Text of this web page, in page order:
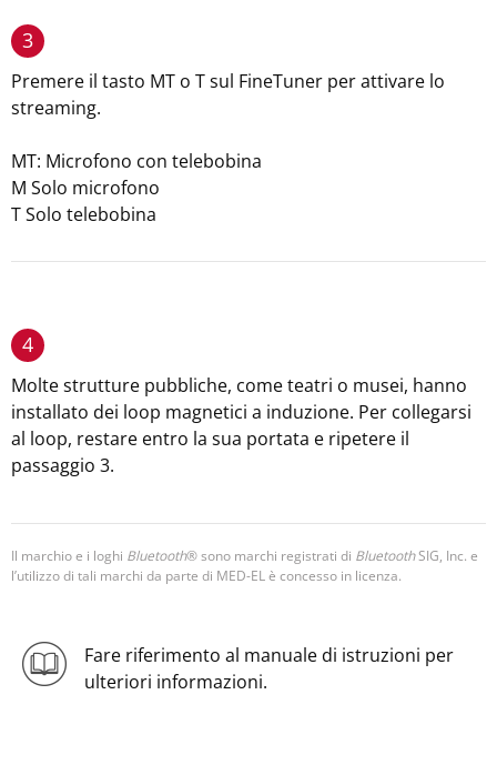
3
Premere il tasto MT o T sul FineTuner per attivare lo
streaming.
MT: Microfono con telebobina
M Solo microfono
T Solo telebobina
4
Molte strutture pubbliche, come teatri o musei, hanno
installato dei loop magnetici a induzione. Per collegarsi
al loop, restare entro la sua portata e ripetere il
passaggio 3.
Il marchio e i loghi Bluetooth® sono marchi registrati di BluetoothSIG, Inc. e
l’utilizzo di tali marchi da parte di MED-EL è concesso in licenza.
Fare riferimento al manuale di istruzioni per
ulteriori informazioni.